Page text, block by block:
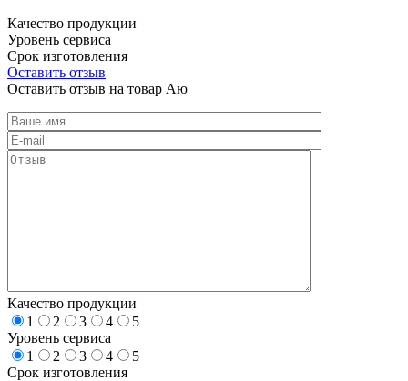
Качество продукции
Уровень сервиса
Срок изготовления
Оставить отзыв
Оставить отзыв на товар Аю
Качество продукции
1
2 3 4
5
Уровень сервиса
1
2 3 4
5
Срок изготовления